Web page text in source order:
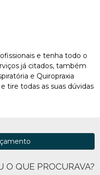
e tenha todo o
já citados, também
e Quiropraxia
tire todas as suas dúvidas
O QUE PROCURAVA?